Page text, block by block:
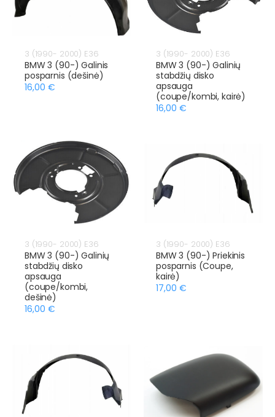
3 (1990- 2000) E36
BMW 3 (90-) Galinis
posparnis (dešinė)
16,00 €
3 (1990- 2000) E36
BMW 3 (90-) Galinių
stabdžių disko
apsauga
(coupe/kombi, kairė)
16,00 €
3 (1990- 2000) E36
BMW 3 (90-) Galinių
stabdžių disko
apsauga
(coupe/kombi,
dešinė)
16,00 €
3 (1990- 2000) E36
BMW 3 (90-) Priekinis
posparnis (Coupe,
kairė)
17,00 €